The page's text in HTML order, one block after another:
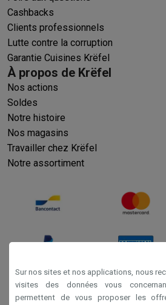
Cashbacks
Clients professionnels
Lutte contre la corruption
Garantie Cuisines Krëfel
À propos de Krëfel
Nos actions
Soldes
Notre histoire
Nos magasins
Travailler chez Krëfel
Notre assortiment
Conditions générales
Sur nos sites et nos applications, nous
visites des données vous
permettent de vous proposer les